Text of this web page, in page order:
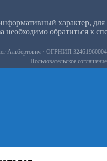
характер, для
необходимо обратиться к
Альбертович · ОГРНИП
· Пользовательское соглашение